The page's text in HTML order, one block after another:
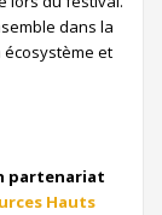
dans la
et
partenariat
Hauts